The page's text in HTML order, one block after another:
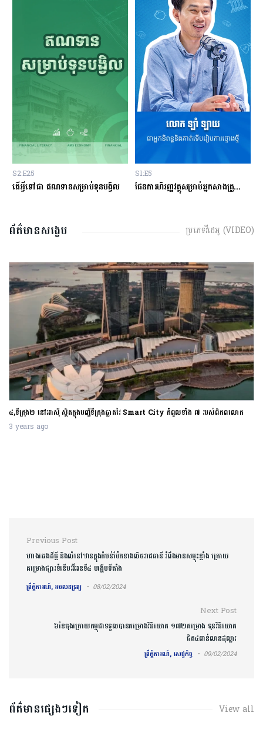
S2:E25
តើអ្វីទៅជា​ ឥណទានសម្រាប់ទុនបង្វិល
S1:E5
ផែនការហិរញ្ញវត្ថុសម្រាប់អ្នកសាងគ្រួសារថ្មីថ្មោង
ព័ត៌មានសង្ខេប ប្រភេទវីដេអូ (VIDEO)
៤,ទីក្រុង២ នៅអាស៊ី ស្ថិតក្នុងបញ្ជីទីក្រុងឆ្លាតវៃ Smart City កំពូលទាំង ៧ របស់ពិភពលោក
3 years ago
Post navigation
Previous Post
ហាង​ឆេង​ដីធ្លី និងលំនៅឋាន​ក្នុងតំបន់​ប៉ែក​ខាងលិច​រាជធានី រំពឹង​មានសម្ទុះខ្លាំង ក្រោយ​
គម្រោង​ផ្សារ​ទំនើបអ៊ី​អនទី៤ បង្ហើ​ប​ទីតាំង​
ព្រឹត្តិការណ៍, អចលនទ្រព្យ 08/02/2024
Next Post
៦ខែចុងក្រោយកម្ពុជាទទួលបានគម្រោងវិនិយោគ ១៧២គម្រោង ទុនវិនិយោគ
ជិត៤ពាន់លានដុល្លារ
ព្រឹត្តិការណ៍, សេដ្ឋកិច្ច 09/02/2024
ព័ត៌មានផ្សេងៗទៀត View all